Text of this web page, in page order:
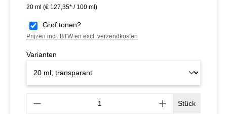
20 ml (€ 127,35* / 100 ml)
Grof tonen?
Prijzen incl. BTW en excl. verzendkosten
Varianten
Stück